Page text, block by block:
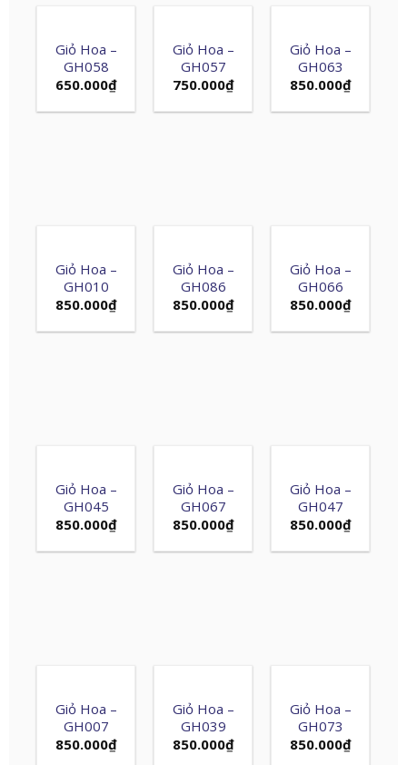
Giỏ Hoa –
GH058
650.000₫
Giỏ Hoa –
GH057
750.000₫
Giỏ Hoa –
GH063
850.000₫
Giỏ Hoa –
GH010
850.000₫
Giỏ Hoa –
GH086
850.000₫
Giỏ Hoa –
GH066
850.000₫
Giỏ Hoa –
GH045
850.000₫
Giỏ Hoa –
GH067
850.000₫
Giỏ Hoa –
GH047
850.000₫
Giỏ Hoa –
GH007
850.000₫
Giỏ Hoa –
GH039
850.000₫
Giỏ Hoa –
GH073
850.000₫